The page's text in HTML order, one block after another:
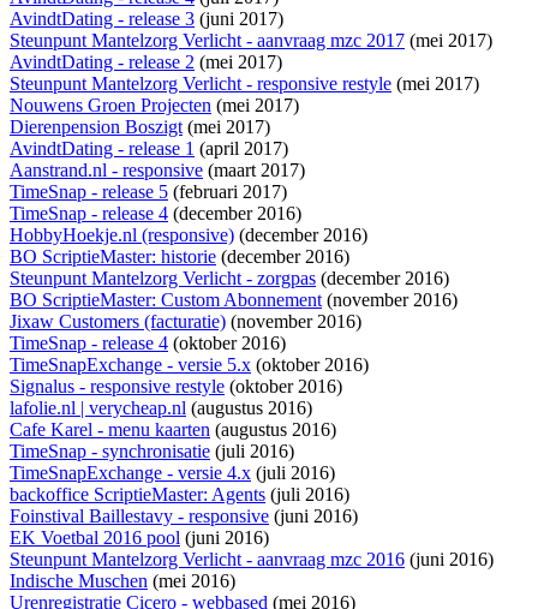
AvindtDating - release 3 (juni 2017)
Steunpunt Mantelzorg Verlicht - aanvraag mzc 2017 (mei 2017)
AvindtDating - release 2 (mei 2017)
Steunpunt Mantelzorg Verlicht - responsive restyle (mei 2017)
Nouwens Groen Projecten (mei 2017)
Dierenpension Boszigt(mei 2017)
AvindtDating - release 1 (april 2017)
Aanstrand.nl - responsive (maart 2017)
TimeSnap - release 5 (februari 2017)
TimeSnap - release 4 (december 2016)
HobbyHoekje.nl (responsive) (december 2016)
BO ScriptieMaster: historie (december 2016)
Steunpunt Mantelzorg Verlicht - zorgpas (december 2016)
BO ScriptieMaster: Custom Abonnement(november 2016)
Jixaw Customers (facturatie) (november 2016)
TimeSnap - release 4 (oktober 2016)
TimeSnapExchange - versie 5.x (oktober 2016)
Signalus - responsive restyle (oktober 2016)
lafolie.nl | verycheap.nl (augustus 2016)
Cafe Karel - menu kaarten (augustus 2016)
TimeSnap - synchronisatie (juli 2016)
TimeSnapExchange - versie 4.x (juli 2016)
backoffice ScriptieMaster: Agents (juli 2016)
Foinstival Baillestavy - responsive (juni 2016)
EK Voetbal 2016 pool (juni 2016)
Steunpunt Mantelzorg Verlicht - aanvraag mzc 2016 (juni 2016)
Indische Muschen (mei 2016)
Urenregistratie Cicero - webbased (mei 2016)